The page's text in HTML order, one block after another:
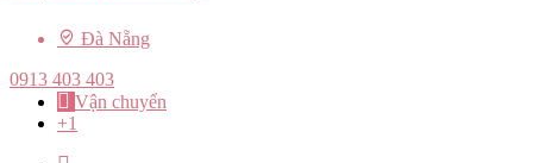
Đà Nẵng
0913 403 403
Vận chuyển
+1